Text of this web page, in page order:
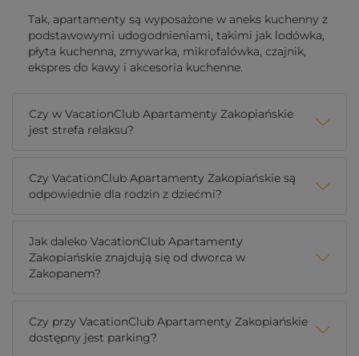
Tak, apartamenty są wyposażone w aneks kuchenny z
podstawowymi udogodnieniami, takimi jak lodówka,
płyta kuchenna, zmywarka, mikrofalówka, czajnik,
ekspres do kawy i akcesoria kuchenne.
Czy w VacationClub Apartamenty Zakopiańskie
jest strefa relaksu?
Czy VacationClub Apartamenty Zakopiańskie są
odpowiednie dla rodzin z dziećmi?
Jak daleko VacationClub Apartamenty
Zakopiańskie znajdują się od dworca w
Zakopanem?
Czy przy VacationClub Apartamenty Zakopiańskie
dostępny jest parking?